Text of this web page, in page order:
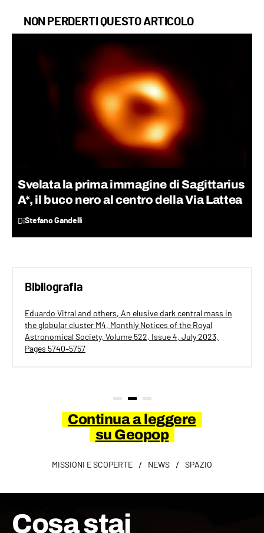
NON PERDERTI QUESTO ARTICOLO
Svelata la prima immagine di Sagittarius
A*, il buco nero al centro della Via Lattea
DiStefano Gandelli
Bibliografia
Eduardo Vitral and others, An elusive dark central mass in
the globular cluster M4, Monthly Notices of the Royal
Astronomical Society, Volume 522, Issue 4, July 2023,
Pages 5740–5757
Continua a leggere
su Geopop
MISSIONI E SCOPERTE / NEWS / SPAZIO
Cosa stai